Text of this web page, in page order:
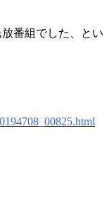
番組でした、とい